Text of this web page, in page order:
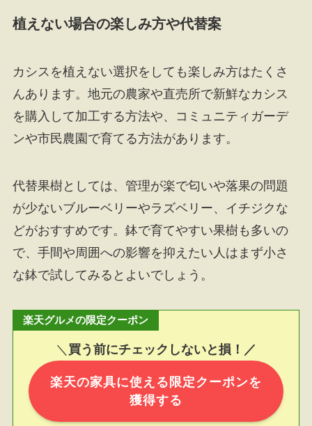
植えない場合の楽しみ方や代替案
カシスを植えない選択をしても楽しみ方はたくさ
んあります。地元の農家や直売所で新鮮なカシス
を購入して加工する方法や、コミュニティガーデ
ンや市民農園で育てる方法があります。
代替果樹としては、管理が楽で匂いや落果の問題
が少ないブルーベリーやラズベリー、イチジクな
どがおすすめです。鉢で育てやすい果樹も多いの
で、手間や周囲への影響を抑えたい人はまず小さ
な鉢で試してみるとよいでしょう。
楽天グルメの限定クーポン
＼ 買う前にチェックしないと損！／
楽天の家具に使える限定クーポンを
獲得する